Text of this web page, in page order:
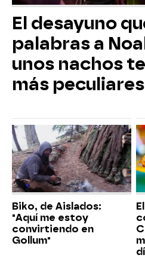
El desayuno
palabras a
unos nachos
más peculiares
Biko, de Aislados:
"Aquí me estoy
convirtiendo en
Gollum"